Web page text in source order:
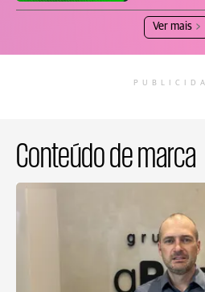
Ver mais
Conteúdo de marca